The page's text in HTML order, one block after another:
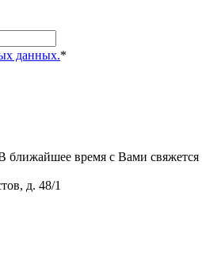
данных.*
время с Вами свяжется
д. 48/1